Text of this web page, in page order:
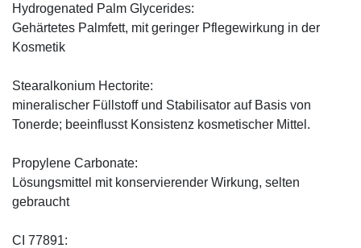
Hydrogenated Palm Glycerides:
Gehärtetes Palmfett, mit geringer Pflegewirkung in der
Kosmetik
Stearalkonium Hectorite:
mineralischer Füllstoff und Stabilisator auf Basis von
Tonerde; beeinflusst Konsistenz kosmetischer Mittel.
Propylene Carbonate:
Lösungsmittel mit konservierender Wirkung, selten
gebraucht
CI 77891: